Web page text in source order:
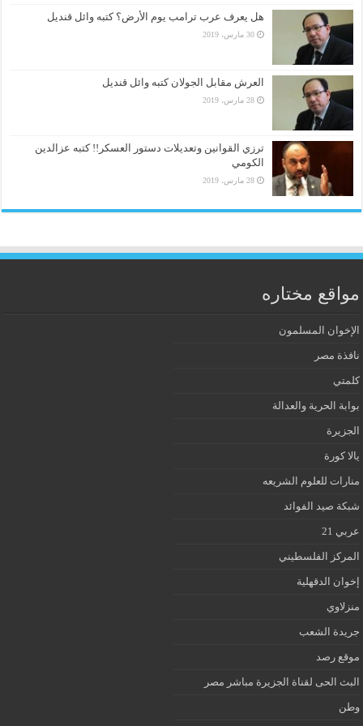
هل يعرف عرب ترامب يوم الأرض؟ كتبه وائل قنديل
30 مارس، 2019
العرش مقابل الجولان كتبه وائل قنديل
28 مارس، 2019
ترزي القوانين وتعديلات دستور العسكر!! كتبه عزالدين
الكومي
28 مارس، 2019
مواقع مختاره
الإخوان المسلمون
نافذة مصر
كلمتي
بوابة الحرية والعدالة
الجزيرة
يالا كورة
منارات للعلوم الشريعه
شبكة صيد الفوائد
عربي 21
المركز الفلسطيني
إخوان الدقهلية
منزلاوي
جريدة الشعب
موقع رصد
البث الحى لقناة الجزيرة مباشر مصر
وطن